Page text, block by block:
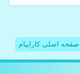
صفحه اصلی کاراپیام